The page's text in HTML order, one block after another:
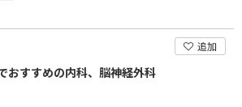
追加
おすすめの内科、脳神経外科